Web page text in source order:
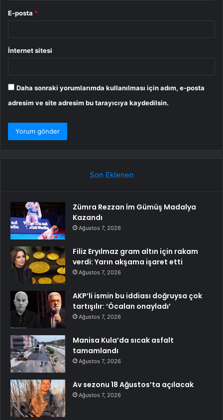
E-posta *
İnternet sitesi
Daha sonraki yorumlarımda kullanılması için adım, e-posta
adresim ve site adresim bu tarayıcıya kaydedilsin.
Son Eklenen
Zümra Rezzan İm Gümüş Madalya
Kazandı
Ağustos 7, 2026
Filiz Eryılmaz gram altın için rakam
verdi: Yarın akşama işaret etti
Ağustos 7, 2026
AKP’li ismin bu iddiası doğruysa çok
tartışılır: ‘Öcalan onayladı’
Ağustos 7, 2026
Manisa Kula’da sıcak asfalt
tamamlandı
Ağustos 7, 2026
Av sezonu 18 Ağustos’ta açılacak
Ağustos 7, 2026